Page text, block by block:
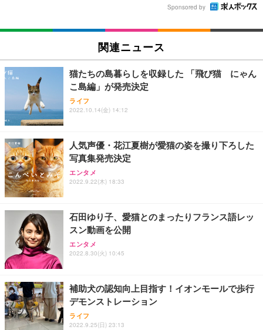
Sponsored by
関連ニュース
猫たちの島暮らしを収録した 「飛び猫 にゃん
こ島編」が発売決定
ライフ
2022.10.14(金) 14:12
人気声優・花江夏樹が愛猫の姿を撮り下ろした
写真集発売決定
エンタメ
2022.9.22(木) 18:33
石田ゆり子、愛猫とのまったりフランス語レッ
スン動画を公開
エンタメ
2022.8.30(火) 10:45
補助犬の認知向上目指す！イオンモールで歩行
デモンストレーション
ライフ
2022.9.25(日) 23:13